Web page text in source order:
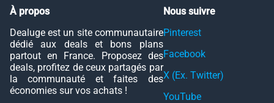
À propos
Dealuge est un site communautaire
dédié aux deals et bons plans
partout en France. Proposez des
deals, profitez de ceux partagés par
la communauté et faites des
économies sur vos achats !
Nous suivre
Pinterest
Facebook
X (Ex. Twitter)
YouTube